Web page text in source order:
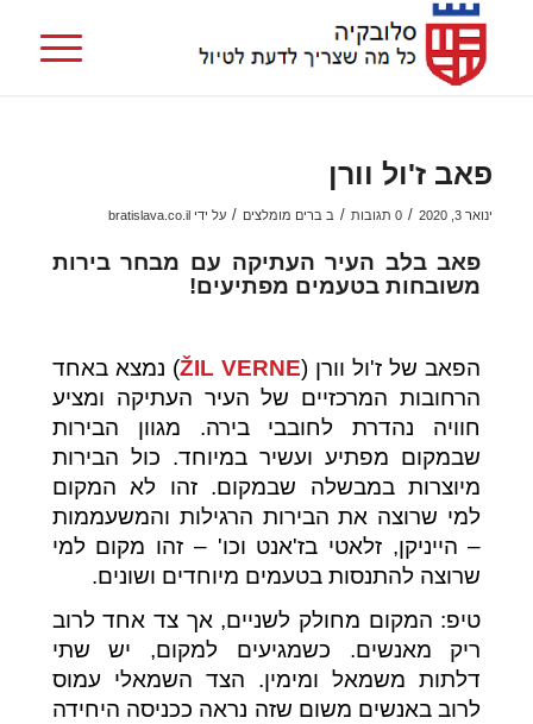
פאב ז'ול וורן
ינואר 3, 2020 / 0 תגובות / ב ברים מומלצים / על ידי bratislava.co.il
פאב בלב העיר העתיקה עם מבחר בירות
משובחות בטעמים מפתיעים!
הפאב של ז'ול וורן (ŽIL VERNE) נמצא באחד
הרחובות המרכזיים של העיר העתיקה ומציע
חוויה נהדרת לחובבי בירה. מגוון הבירות
שבמקום מפתיע ועשיר במיוחד. כול הבירות
מיוצרות במבשלה שבמקום. זהו לא המקום
למי שרוצה את הבירות הרגילות והמשעממות
– הייניקן, זלאטי בז'אנט וכו' – זהו מקום למי
שרוצה להתנסות בטעמים מיוחדים ושונים.
טיפ: המקום מחולק לשניים, אך צד אחד לרוב
ריק מאנשים. כשמגיעים למקום, יש שתי
דלתות משמאל ומימין. הצד השמאלי עמוס
לרוב באנשים משום שזה נראה ככניסה היחידה